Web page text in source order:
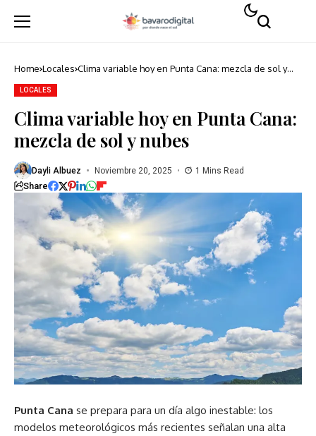
Home Locales Clima variable hoy en Punta Cana: mezcla de sol y
LOCALES
Clima variable hoy en Punta Cana:
mezcla de sol y nubes
Dayli Albuez Noviembre 20, 2025 1 Mins Read
Share
Punta Cana se prepara para un día algo inestable: los
modelos meteorológicos más recientes señalan una alta